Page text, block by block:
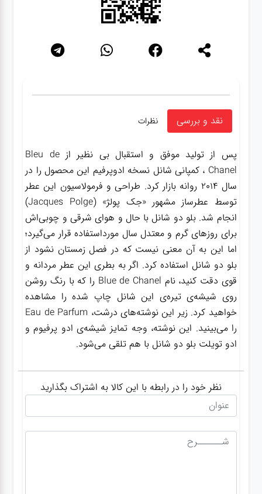
نقد و بررسی نظرات
پس از تولید موفق و استقبال بی نظیر از Bleu de
Chanel ، کمپانی شانل نسخه ادوپرفیم این محصول را در
سال 2014 روانه بازار کرد. طراحی و فرمولاسیون این عطر
توسط عطرساز مشهور «جک پولژ» (Jacques Polge)
انجام شد. بلو دو شانل با حال و هوای شرقی و چوبی‌اش
برای روزهای گرم و معتدل سال مورداستفاده قرار می‌گیرد؛
اما این به آن معنی نیست که در فصل زمستان نشود از
بلو دو شانل استفاده کرد. اگر به بطری این عطر مردانه و
قوی دقت کنید، نام Blue de Chanel را که با رنگ روشن
روی شیشه‌ی تیره‌ی این شانل چاپ شده را مشاهده
خواهید کرد. زیر این نوشته‌های درشت، Eau de Parfum
را می‌بینید. این نوشته، وجه تمایز شیشه‌ی ادو پرفیوم و
ادو تویلت بلو دو شانل با هم تلقی می‌شود.
نظر خود را در رابطه با این کالا به اشتراک بگذارید